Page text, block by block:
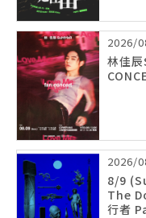
2026/
林佳
2026/
8/9
The
行者